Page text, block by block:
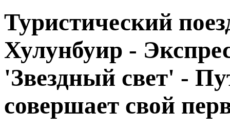
Туристический
Хулунбуир -
'Звездный свет' -
совершает свой